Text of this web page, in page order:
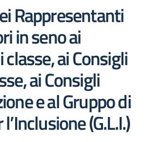
Rappresentanti
in seno ai
ai Consigli
ai Consigli
e al Gruppo di
(G.L.I.)